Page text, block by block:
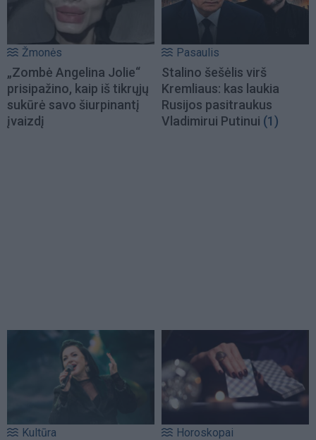
Žmonės
„Zombė Angelina Jolie“
prisipažino, kaip iš tikrųjų
sukūrė savo šiurpinantį
įvaizdį
Pasaulis
Stalino šešėlis virš
Kremliaus: kas laukia
Rusijos pasitraukus
Vladimirui Putinui (1)
Kultūra Horoskopai